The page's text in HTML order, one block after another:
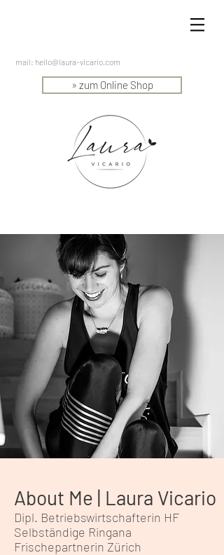
mail: hello@laura-vicario.com
» zum Online Shop
About Me | Laura Vicario
Dipl. Betriebswirtschafterin HF
Selbständige Ringana
Frischepartnerin Zürich